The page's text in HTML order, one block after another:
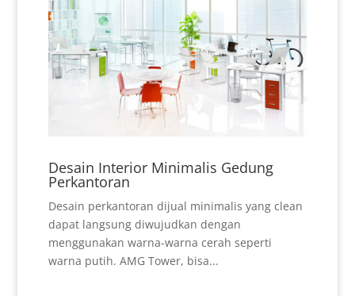
Desain Interior Minimalis Gedung
Perkantoran
Desain perkantoran dijual minimalis yang clean
dapat langsung diwujudkan dengan
menggunakan warna-warna cerah seperti
warna putih. AMG Tower, bisa...